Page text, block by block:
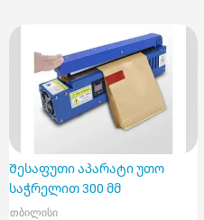
Შესაფუთი აპარატი უთო
საჭრელით 300 მმ
თბილისი